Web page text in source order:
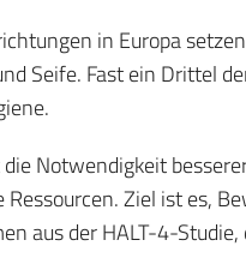
in Europa
Seife. Fast ein Drittel
die Notwendigkeit
Ressourcen. Ziel ist es,
aus der HALT-4-